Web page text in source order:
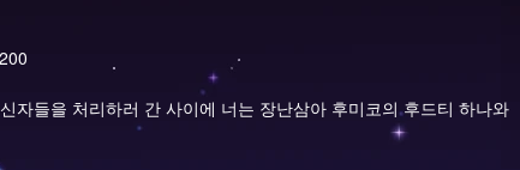
자들을 처리하러 간 사이에 너는 장난삼아 후미코의 후드티 하나와